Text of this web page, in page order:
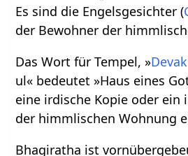
Es sind die Engelsgesichter (
der Bewohner der
Das Wort für Tempel, »
ul« bedeutet »Haus eines
eine irdische Kopie oder ein
der himmlischen Wohnung
Bhagiratha ist